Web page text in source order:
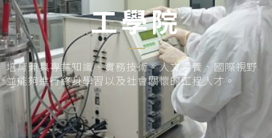
工學院
培育兼具專業知識、實務技術、人文素養、國際視野
並能夠進行終身學習以及社會關懷的工程人才。